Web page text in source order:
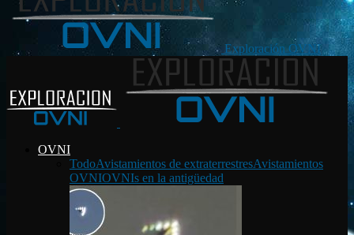
Exploración OVNI
OVNI
TodoAvistamientos de extraterrestresAvistamientos
OVNIOVNIs en la antigüedad